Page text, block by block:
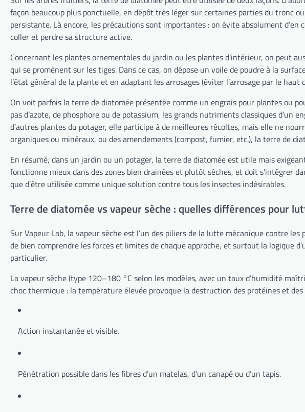
façon beaucoup plus ponctuelle, en dépôt très léger sur certaines parties du tronc
persistante. Là encore, les précautions sont importantes : on évite absolument
coller et perdre sa structure active.
Concernant les plantes ornementales du jardin ou les plantes d’intérieur, on peut
qui se promènent sur les tiges. Dans ce cas, on dépose un voile de poudre à la
l’état général de la plante et en adaptant les arrosages (éviter l’arrosage par le
On voit parfois la terre de diatomée présentée comme un engrais pour plantes ou
pas d’azote, de phosphore ou de potassium, les grands nutriments classiques
d’autres plantes du potager, elle participe à de meilleures récoltes, mais elle ne
organiques ou minéraux, ou des amendements (compost, fumier, etc.), la terre de
En résumé, dans un jardin ou un potager, la terre de diatomée est utile mais
fonctionne mieux dans des zones bien drainées et plutôt sèches, et doit s’intégrer
que d’être utilisée comme unique solution contre tous les insectes indésirables.
Terre de diatomée vs vapeur sèche : quelles différences pour
Sur Vapeur Lab, la vapeur sèche est l’un des piliers de la lutte mécanique contre
de bien comprendre les forces et limites de chaque approche, et surtout la logique
particulier.
La vapeur sèche (type 120–180 °C selon les modèles, avec un taux d’humidité
choc thermique : la température élevée provoque la destruction des protéines et
Action instantanée et visible.
Pénétration possible dans les fibres d’un matelas, d’un canapé ou d’un tapis.